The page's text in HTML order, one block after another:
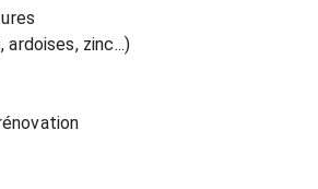
zinc...)